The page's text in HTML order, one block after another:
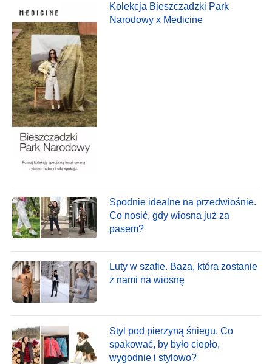
Kolekcja Bieszczadzki Park
Narodowy x Medicine
Spodnie idealne na przedwiośnie.
Co nosić, gdy wiosna już za
pasem?
Luty w szafie. Baza, która zostanie
z nami na wiosnę
Styl pod pierzyną śniegu. Co
spakować, by było ciepło,
wygodnie i stylowo?